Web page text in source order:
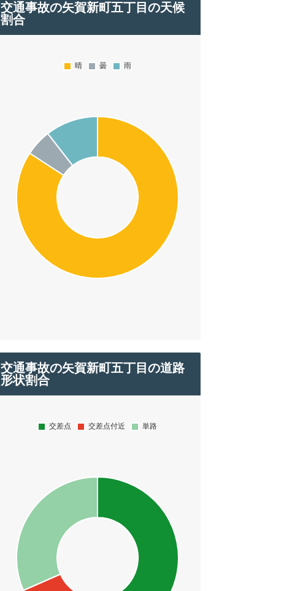
交通事故の矢賀新町五丁目の天候
割合
交通事故の矢賀新町五丁目の道路
形状割合